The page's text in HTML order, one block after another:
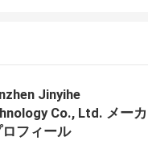
Jinyihe
Co., Ltd. メーカ
フィール